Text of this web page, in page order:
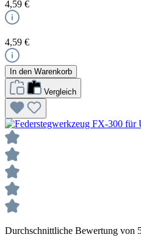
4,59 €
4,59 €
In den Warenkorb
Vergleich
Durchschnittliche Bewertung von